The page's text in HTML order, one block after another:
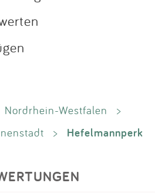
Nordrhein-Westfalen
>
> Hefelmannperk